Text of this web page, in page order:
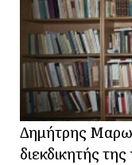
Δημήτρης
διεκδικητής